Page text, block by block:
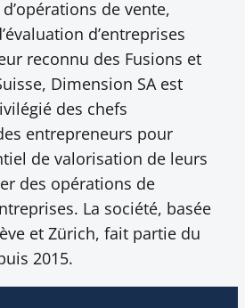
de vente,
d’entreprises
reconnu des Fusions et
Dimension SA est
des chefs
entrepreneurs pour
de valorisation de leurs
des opérations de
La société, basée
et Zürich, fait partie du
2015.